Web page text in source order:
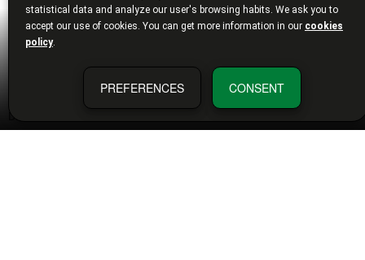
DIRECCIÓN FÍSICA
statistical data and analyze our user's browsing habits. We ask you to
accept our use of cookies. You can get more information in our cookies
policy.
PREFERENCES CONSENT